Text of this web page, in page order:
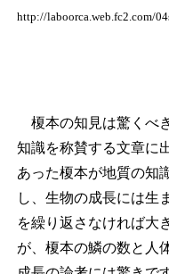
http://laboorca.web.fc2.com/
榎本の知見は驚くべ
知識を称賛する文章に
あった榎本が地質の知
し、生物の成長には生
を繰り返さなければ大
が、榎本の鱗の数と人